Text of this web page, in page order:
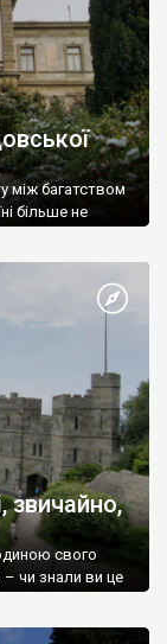
між багатством
більше не
звичайно,
свого
чи знали ви це